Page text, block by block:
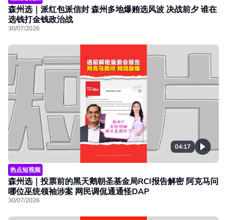
森州选｜派红包派信封 森州多地爆贿选风波 决战前夕 谁在
选钱打金钱政治战
30/07/2026
04:17
热点短视频
森州选｜投票前的黑天鹅朝圣基金局RCI报告解密 阿克马问
哪位巫统领袖涉案 网民调侃通通怪DAP
30/07/2026